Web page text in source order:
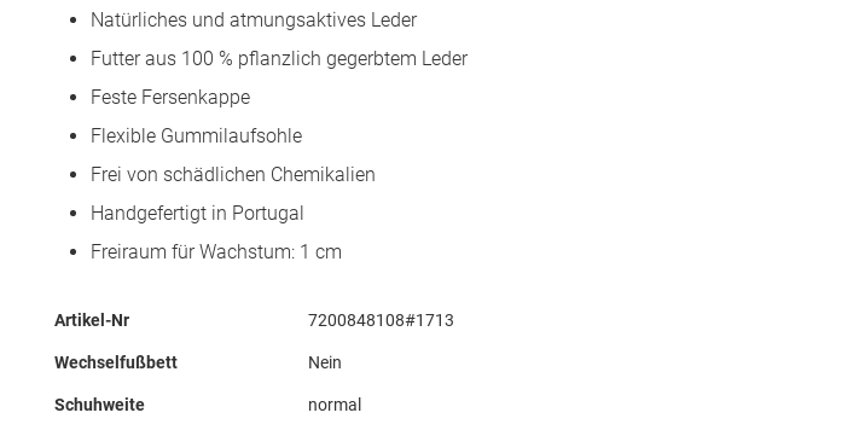
Natürliches und atmungsaktives Leder
Futter aus 100 % pflanzlich gegerbtem Leder
Feste Fersenkappe
Flexible Gummilaufsohle
Frei von schädlichen Chemikalien
Handgefertigt in Portugal
Freiraum für Wachstum: 1 cm
Mehr
Artikel-Nr 7200848108#1713
Wechselfußbett Nein
Schuhweite normal